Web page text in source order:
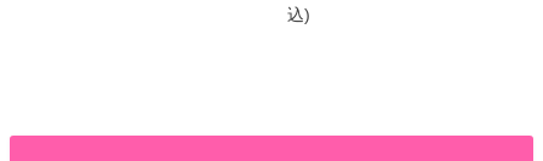
込)